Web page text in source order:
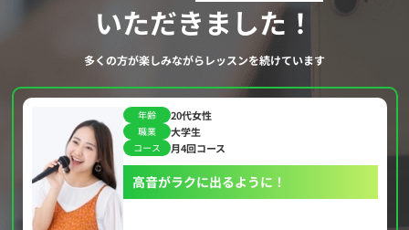
いただきました！
多くの方が楽しみながらレッスンを続けています
ように！